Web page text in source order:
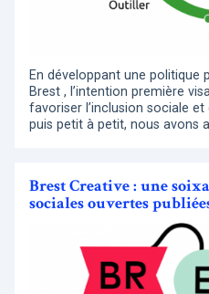
En développant une politique
Brest , l’intention première
favoriser l’inclusion sociale
puis petit à petit, nous avons
Brest Creative : une
sociales ouvertes